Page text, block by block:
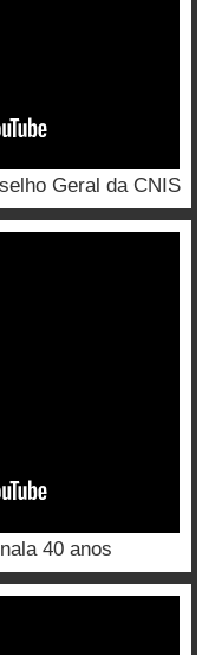
Geral da CNIS
40 anos